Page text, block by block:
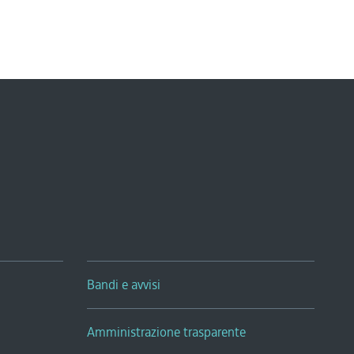
Bandi e avvisi
Amministrazione trasparente